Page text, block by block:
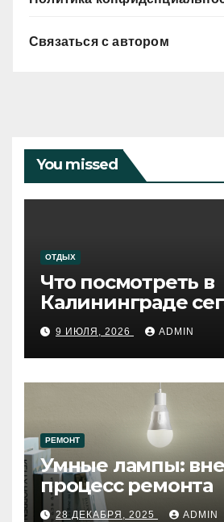
Связаться с автором
You missed
ОТДЫХ
Что посмотреть в
Калининграде
путеводитель по
западному городу
9 ИЮЛЯ, 2026 ADMIN
РЕМОНТ
Умные лампы:
процесс ремонта
28 ДЕКАБРЯ, 2025 ADMIN